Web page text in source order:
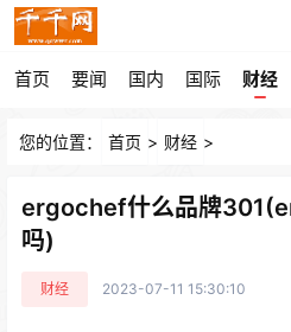
首页 要闻 国内 国际 财经
您的位置： 首页 > 财经 >
ergochef什么品牌
吗)
财经 2023-07-11 15:30:10